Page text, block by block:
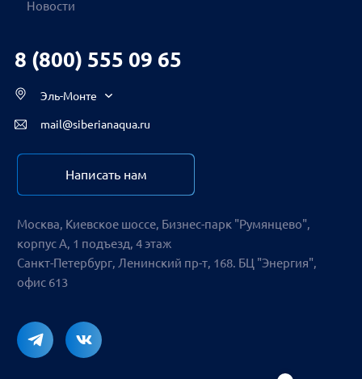
8 (800) 555 09 65
Написать нам
Эль-Монте
Воронеж
Казань
Калининград
Кемерово
Мурманск
mail@siberianaqua.ru
Москва, Киевское шоссе, Бизнес-парк "Румянцево",
корпус А, 1 подъезд, 4 этаж
Санкт-Петербург, Ленинский пр-т, 168. БЦ "Энергия",
офис 613
Новости